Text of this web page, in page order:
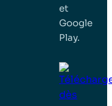
et
Google
Play.